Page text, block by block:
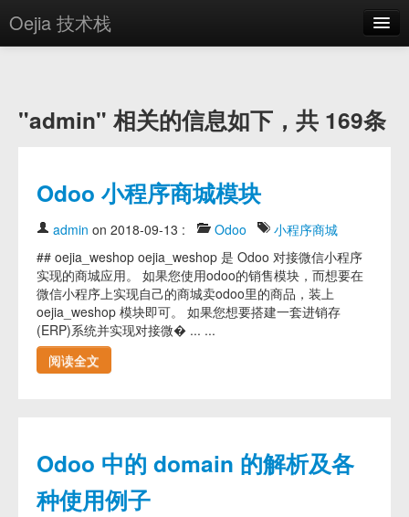
Oejia 技术栈
方案
分享
编辑器
登录
"admin" 相关的信息如下，共 169条
Odoo 小程序商城模块
admin on 2018-09-13 : Odoo
小程序商城
## oejia_weshop oejia_weshop 是 Odoo 对接微信小程序
实现的商城应用。 如果您使用odoo的销售模块，而想要在
微信小程序上实现自己的商城卖odoo里的商品，装上
oejia_weshop 模块即可。 如果您想要搭建一套进销存
(ERP)系统并实现对接微� ... ...
阅读全文
Odoo 中的 domain 的解析及各
种使用例子